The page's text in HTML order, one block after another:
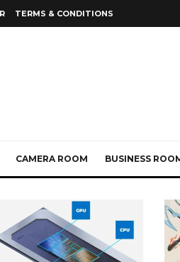
TERMS & CONDITIONS
CAMERA ROOM BUSINESS